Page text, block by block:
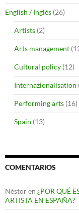
English / Inglés (26)
Artists (2)
Arts management
Cultural policy (12)
Internazionalisation
Performing arts (16)
Spain (13)
COMENTARIOS
Néstoren ¿POR QUÉ
ARTISTA EN ESPAÑA?